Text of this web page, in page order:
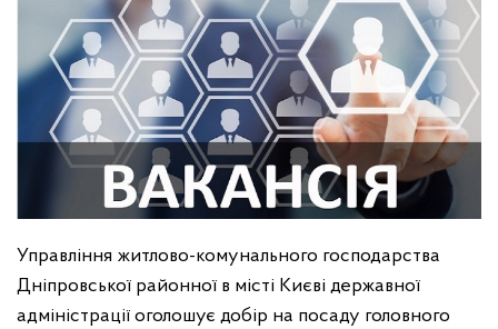
Управління житлово-комунального господарства
Дніпровської районної в місті Києві державної
адміністрації оголошує добір на посаду головного